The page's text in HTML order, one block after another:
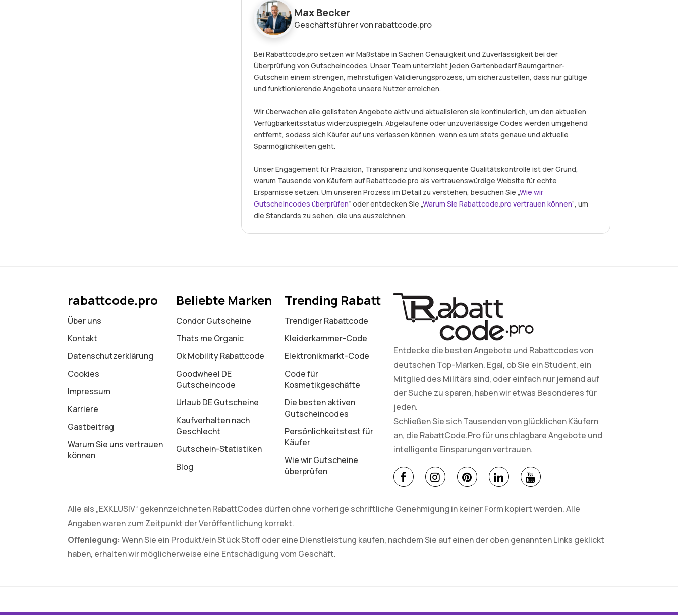
Max Becker
Geschäftsführer von rabattcode.pro
Bei Rabattcode.pro setzen wir Maßstäbe in Sachen Genauigkeit und Zuverlässigkeit bei der
Überprüfung von Gutscheincodes. Unser Team unterzieht jeden Gartenbedarf Baumgartner-
Gutschein einem strengen, mehrstufigen Validierungsprozess, um sicherzustellen, dass nur gültige
und funktionierende Angebote unsere Nutzer erreichen.
Wir überwachen alle gelisteten Angebote aktiv und aktualisieren sie kontinuierlich, um den aktuellen
Verfügbarkeitsstatus widerzuspiegeln. Abgelaufene oder unzuverlässige Codes werden umgehend
entfernt, sodass sich Käufer auf uns verlassen können, wenn es um stets genaue und aktuelle
Sparmöglichkeiten geht.
Unser Engagement für Präzision, Transparenz und konsequente Qualitätskontrolle ist der Grund,
warum Tausende von Käufern auf Rabattcode.pro als vertrauenswürdige Website für echte
Ersparnisse setzen. Um unseren Prozess im Detail zu verstehen, besuchen Sie „Wie wir
Gutscheincodes überprüfen“ oder entdecken Sie „Warum Sie Rabattcode.pro vertrauen können“, um
die Standards zu sehen, die uns auszeichnen.
rabattcode.pro
Über uns
Kontakt
Datenschutz­erklärung
Cookies
Impressum
Karriere
Gastbeitrag
Warum Sie uns vertrauen
können
Beliebte Marken
Condor Gutscheine
Thats me Organic
Ok Mobility Rabattcode
Goodwheel DE
Gutscheincode
Urlaub DE Gutscheine
Kaufverhalten nach
Geschlecht
Gutschein-Statistiken
Blog
Trending Rabatt
Trendiger Rabattcode
Kleiderkammer-Code
Elektronikmarkt-Code
Code für
Kosmetikgeschäfte
Die besten aktiven
Gutscheincodes
Persönlichkeitstest für
Käufer
Wie wir Gutscheine
überprüfen
Entdecke die besten Angebote und Rabattcodes von
deutschen Top-Marken. Egal, ob Sie ein Student, ein
Mitglied des Militärs sind, oder einfach nur jemand auf
der Suche zu sparen, haben wir etwas Besonderes für
jeden.
Schließen Sie sich Tausenden von glücklichen Käufern
an, die RabattCode.Pro für unschlagbare Angebote und
intelligente Einsparungen vertrauen.
Alle als „EXKLUSIV“ gekennzeichneten RabattCodes dürfen ohne vorherige schriftliche Genehmigung in keiner Form kopiert werden. Alle
Angaben waren zum Zeitpunkt der Veröffentlichung korrekt.
Offenlegung: Wenn Sie ein Produkt/ein Stück Stoff oder eine Dienstleistung kaufen, nachdem Sie auf einen der oben genannten Links geklickt
haben, erhalten wir möglicherweise eine Entschädigung vom Geschäft.